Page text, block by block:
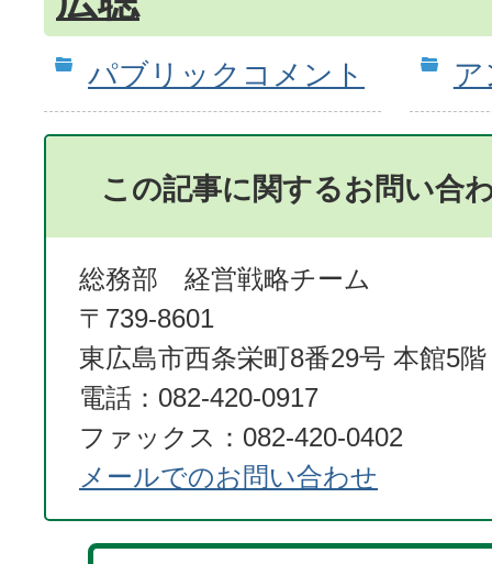
パブリックコメント
この記事に関するお問い合
総務部 経営戦略チーム
〒739-8601
東広島市西条栄町8番29号 本館5階
電話：082-420-0917
ファックス：082-420-0402
メールでのお問い合わせ